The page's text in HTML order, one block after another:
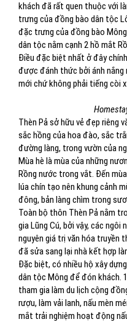
khách đã rất quen thuộc với
trưng của đồng bào dân tộc
đặc trưng của đồng bào
dân tộc nằm cạnh 2 hồ mắt
Điều đặc biệt nhất ở đây
được đánh thức bởi ánh nắng
mới chứ không phải tiếng còi
Thèn Pả sở hữu vẻ đẹp riêng
sắc hồng của hoa đào, sắc
đường làng, trong vườn của
Mùa hè là mùa của những
Rồng nước trong vắt. Đến
lúa chín tạo nên khung cảnh
đông, bản làng chìm trong
Toàn bộ thôn Thèn Pả nằm
gia Lũng Cú, bởi vậy, các
nguyên giá trị văn hóa truyền
đã sửa sang lại nhà kết hợp
Đặc biệt, có nhiều hộ xây
dân tộc Mông để đón khách.
tham gia làm du lịch cộng
rượu, làm vải lanh, nấu mèn
mắt trải nghiệm hoạt động